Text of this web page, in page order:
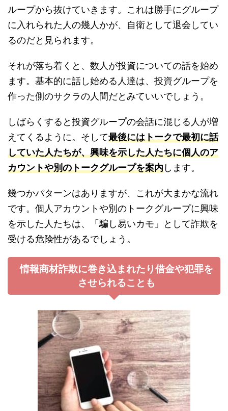
ループから抜けていきます。これは勝手にグループ
に入れられた人の幾人かが、自衛として退会してい
るのだと見られます。
それが落ち着くと、数人が投資についての話を始め
ます。基本的に話し始める人達は、投資グループを
作った側のサクラの人間だとみていいでしょう。
しばらくすると投資グループの会話に混じる人が増
えてくるように。そして最後にはトークで最初に話
していた人たちが、興味を示した人たちに個人のア
カウントや別のトークグループを案内します。
幾つかパターンはありますが、これが大まかな流れ
です。個人アカウントや別のトークグループに興味
を示した人たちは、「騙し易いカモ」として詐欺を
受ける危険性があるでしょう。
情報商材詐欺に巻き込まれたり借金や犯罪を
させられることも